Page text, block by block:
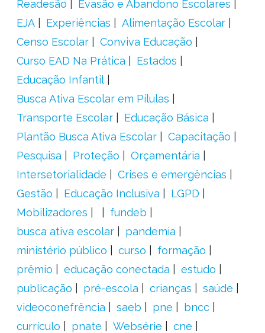
Readesão
Evasão e Abandono Escolares
EJA
Experiências
Alimentação Escolar
Censo Escolar
Conviva Educação
Curso EAD Na Prática
Estados
Educação Infantil
Busca Ativa Escolar em Pílulas
Transporte Escolar
Educação Básica
Plantão Busca Ativa Escolar
Capacitação
Pesquisa
Proteção
Orçamentária
Intersetorialidade
Crises e emergências
Gestão
Educação Inclusiva
LGPD
Mobilizadores
fundeb
busca ativa escolar
pandemia
ministério público
curso
formação
prêmio
educação conectada
estudo
publicação
pré-escola crianças
saúde
videoconefrência
saeb pne
bncc
currículo
pnate Websérie
cne